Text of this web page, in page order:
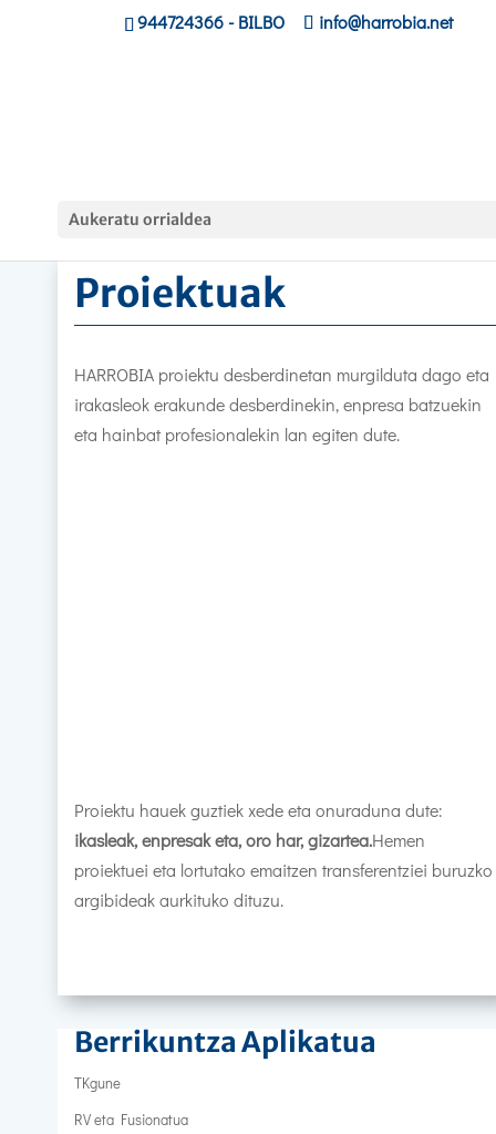
944724366- BILBO info@harrobia.net
Aukeratu orrialdea
Proiektuak
HARROBIA proiektu desberdinetan murgilduta dago eta
irakasleok erakunde desberdinekin, enpresa batzuekin
eta hainbat profesionalekin lan egiten dute.
Proiektu hauek guztiek xede eta onuraduna dute:
ikasleak, enpresak eta, oro har, gizartea.Hemen
proiektuei eta lortutako emaitzen transferentziei buruzko
argibideak aurkituko dituzu.
Berrikuntza Aplikatua
TKgune
RV eta Fusionatua